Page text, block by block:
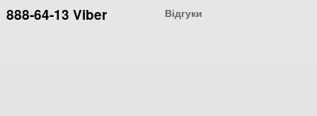
888-64-13 Viber
Відгуки